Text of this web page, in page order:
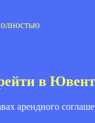
в
арендного